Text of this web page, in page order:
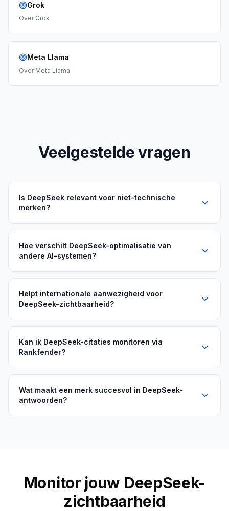
Grok
Over Grok
Meta Llama
Over Meta Llama
Veelgestelde vragen
Is DeepSeek relevant voor niet-technische
merken?
Hoe verschilt DeepSeek-optimalisatie van
andere AI-systemen?
Helpt internationale aanwezigheid voor
DeepSeek-zichtbaarheid?
Kan ik DeepSeek-citaties monitoren via
Rankfender?
Wat maakt een merk succesvol in DeepSeek-
antwoorden?
Monitor jouw DeepSeek-
zichtbaarheid